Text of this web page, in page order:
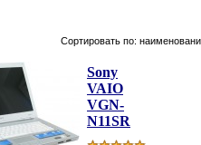
Сортировать по:
Sony
VAIO
VGN-
N11SR